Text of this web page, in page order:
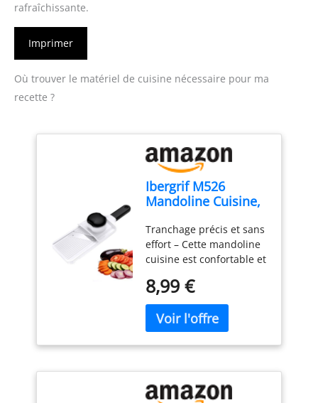
rafraîchissante.
Imprimer
Où trouver le matériel de cuisine nécessaire pour ma
recette ?
Ibergrif M526
Mandoline Cuisine,
Réglable 1–4 mm
Tranchage précis et sans
effort – Cette mandoline
cuisine est confortable et
permet d’obtenir des
tranches fines, nettes et
régulières avec un
minimum d’effort. Que
vous soyez débutant ou
à prendre en main
8,99 €